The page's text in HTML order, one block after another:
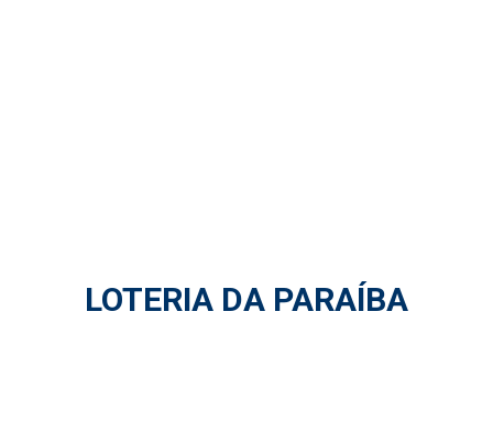
LOTERIA DA PARAÍBA